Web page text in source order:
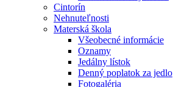
Cintorín
Nehnuteľnosti
Materská škola
Všeobecné informácie
Oznamy
Jedálny lístok
Denný poplatok za jedlo
Fotogaléria